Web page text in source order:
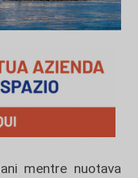
mentre nuotava